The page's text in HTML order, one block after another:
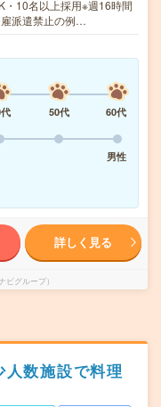
10名以上採用※週16時間
派遣禁止の例…
50代
60代
男性
詳しく見る
ビグループ）
人数施設で料理